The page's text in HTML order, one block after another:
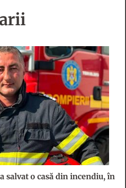
salvat o casă din incendiu, în